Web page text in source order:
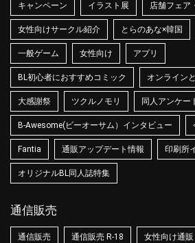
キャンペーン イラスト展 店舗フェア
女性向けサークル紹介 とらのあな×韓国
一般ゲーム 女性向け アプリ
BL初心者におすすめコミック オンライン
大感謝祭 ツクルノモリ 同人アンケー
B-Awesome(ビーオーサム）インタビュー
Fantia 通販アップデート情報 印刷所
オリジナルBL同人誌特集
通信販売
通信販売 通信販売 R-18 女性向け通販